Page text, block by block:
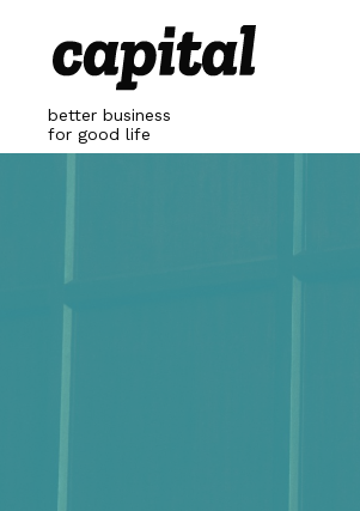
content
better business
for good life